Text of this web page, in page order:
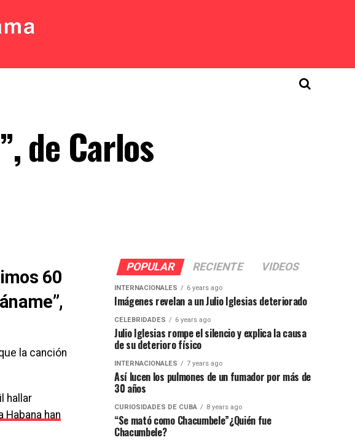
de Carlos
60
la canción
hallar
han
POPULAR RECIENTE VIDEOS
INTERNACIONALES 6 years ago
Imágenes revelan a un Julio Iglesias deteriorado
CELEBRIDADES 6 years ago
Julio Iglesias rompe el silencio y explica la causa
de su deterioro físico
INTERNACIONALES 7 years ago
Así lucen los pulmones de un fumador por más de
30 años
CURIOSIDADES DE CUBA 8 years ago
“Se mató como Chacumbele”¿Quién fue
Chacumbele?